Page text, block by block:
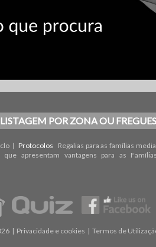
LISTAGEM POR ZONA OU
| Protocolos Regalias para as famílias
que apresentam vantagens para as
| Privacidade e cookies | Termos de